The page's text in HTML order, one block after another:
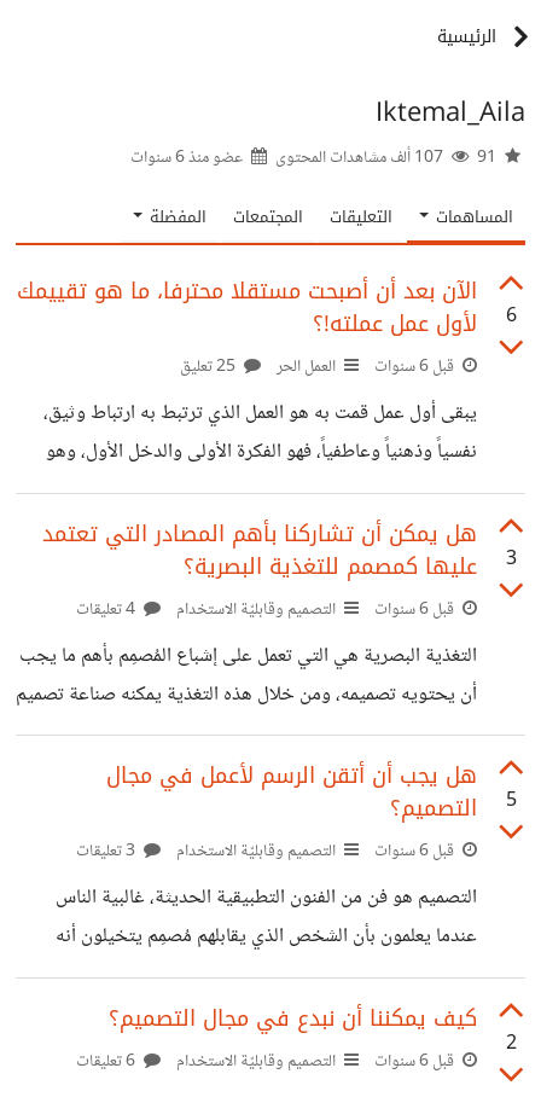
الرئيسية
Iktemal_Aila
عضو منذ6 سنوات
المساهمات التعليقات المجتمعات المفضلة
6
الآن بعد أن أصبحت مستقلا محترفا، ما هو تقييمك
لأول عمل عملته!؟
قبل 6 سنوات العمل الحر
يبقى أول عمل قمت به هو العمل الذي ترتبط به ارتباط وثيق،
نفسياً وذهنياً وعاطفياً، فهو الفكرة الأولى والدخل الأول، وهو
المرجع الأساسي الذي تقارن به تطورك، فلذة العمل الأول هي
الطاقة المنبعثة فيك لتستمر وتستلهم الأعمال الأخرى. أتذكر أول
عمل قمت به في مجال التصميم الجرافيكي، لم يبقَ أحد إلا وقد
أخبرته عنه، فكان بمثابة الابن المدلل أو أول أبنائي المدللين، لا
أنسى طعم فنجان القهوة التي ارتشفته وأنا أقوم بتصميمي الأول،
ولا أنسى أول تحفيزٍ تلقيته، ولا خوفي
3
هل يمكن أن تشاركنا بأهم المصادر التي تعتمد
عليها كمصمم للتغذية البصرية؟
قبل 6 سنوات التصميم وقابليّة الاستخدام
التغذية البصرية هي التي تعمل على إشباع المُصمِم بأهم ما يجب
أن يحتويه تصميمه، ومن خلال هذه التغذية يمكنه صناعة تصميم
رائع، بلون متناسق وغيرها من الأمور التي يجب أن يصنعها في
تصميمه. لأننا خُلقنا على مبدأ التحسين والإعمار والإبداع، فنحن
دائماً ما نشتهي الإبداع، ولذلك يجب البحث عنه بكافة الطرق،
يمكن أن نجد هذا الإبداع في ذاتنا، وأنفسنا وأعيننا، وعقلنا. ومن
ثم فهذا الإبداع هو الذي دائماً يكون بحاجة الرعاية الدائمة، فهو
يحتاج التغذية المتكاملة حتى يستمر في تقديم
5
هل يجب أن أتقن الرسم لأعمل في مجال
التصميم؟
قبل 6 سنوات التصميم وقابليّة الاستخدام
التصميم هو فن من الفنون التطبيقية الحديثة، غالبية الناس
عندما يعلمون بأن الشخص الذي يقابلهم مُصمِم يتخيلون أنه
رسّام، أو لديه الخبرة الكافية في مجال الرسم. حيث أنهم لا
يعلمون أن التصميم هو النهج الذي يسير عليه المصممين حسب ما
يطلبه العميل أو الزبون، ومن المعطيات التي يأخذها من هذا
2
كيف يمكننا أن نبدع في مجال التصميم؟
قبل 6 سنوات التصميم وقابليّة الاستخدام